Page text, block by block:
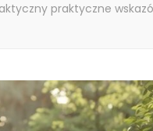
praktyczne